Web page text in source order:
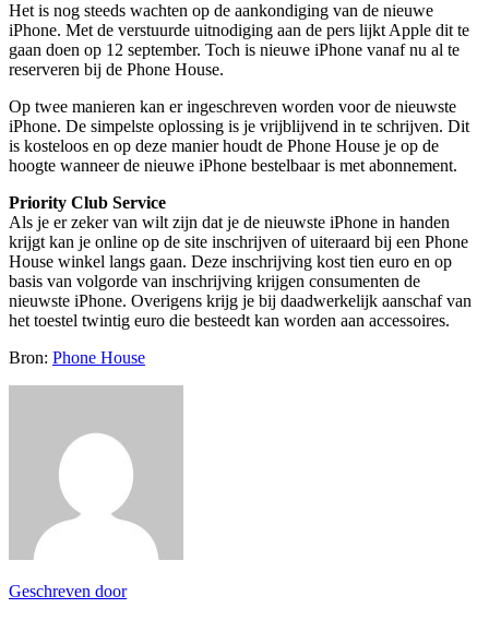
Het is nog steeds wachten op de aankondiging van de nieuwe
iPhone. Met de verstuurde uitnodiging aan de pers lijkt Apple dit te
gaan doen op 12 september. Toch is nieuwe iPhone vanaf nu al te
reserveren bij de Phone House.
Op twee manieren kan er ingeschreven worden voor de nieuwste
iPhone. De simpelste oplossing is je vrijblijvend in te schrijven. Dit
is kosteloos en op deze manier houdt de Phone House je op de
hoogte wanneer de nieuwe iPhone bestelbaar is met abonnement.
Priority Club Service
Als je er zeker van wilt zijn dat je de nieuwste iPhone in handen
krijgt kan je online op de site inschrijven of uiteraard bij een Phone
House winkel langs gaan. Deze inschrijving kost tien euro en op
basis van volgorde van inschrijving krijgen consumenten de
nieuwste iPhone. Overigens krijg je bij daadwerkelijk aanschaf van
het toestel twintig euro die besteedt kan worden aan accessoires.
Bron: Phone House
Geschreven door